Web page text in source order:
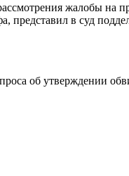
жалобы
представил в суд
об утверждении